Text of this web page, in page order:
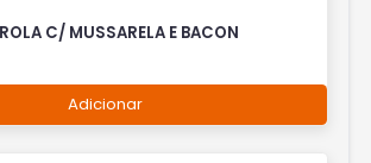
C/ MUSSARELA E BACON
Adicionar